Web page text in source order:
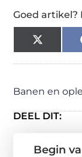
Goed artikel?
X
Banen en
DEEL DIT:
Begin